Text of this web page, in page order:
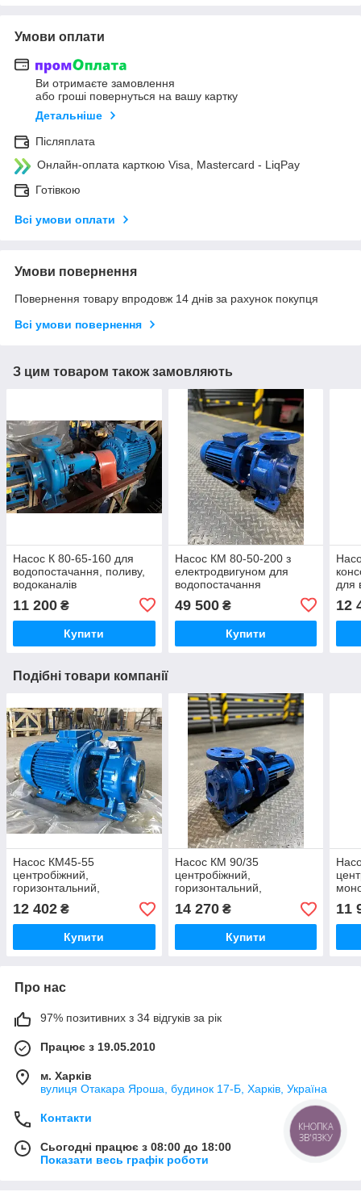
Умови оплати
Ви отримаєте замовлення
або гроші повернуться на вашу картку
Детальніше
Післяплата
Онлайн-оплата карткою Visa, Mastercard - LiqPay
Готівкою
Всі умови оплати
Умови повернення
Повернення товару впродовж 14 днів за рахунок покупця
Всі умови повернення
З цим товаром також замовляють
Насос К 80-65-160 для
водопостачання, поливу,
водоканалів
11 200 ₴
Купити
Насос КМ 80-50-200 з
електродвигуном для
водопостачання
49 500₴
Купити
для
12
Подібні товари компанії
Насос КМ45-55
центробіжний,
горизонтальний,
консольно-моноблочний
для води, поливу,
опалення
12 402 ₴
Купити
Насос КМ 90/35
центробіжний,
горизонтальний,
консольно-моноблочний
для води
14 270₴
Купити
11
Про нас
97% позитивних з 34 відгуків за рік
Працює з 19.05.2010
м. Харків
вулиця Отакара Яроша, будинок 17-Б, Харків, Україна
Контакти
Сьогодні працює з 08:00 до 18:00
Показати весь графік роботи
КНОПКА
ЗВ'ЯЗКУ